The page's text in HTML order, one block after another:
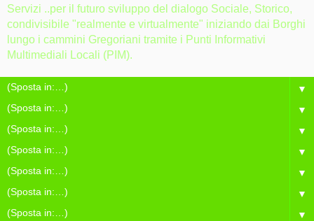
Servizi ..per il futuro sviluppo del dialogo Sociale, Storico,
condivisibile "realmente e virtualmente" iniziando dai Borghi
lungo i cammini Gregoriani tramite i Punti Informativi
Multimediali Locali (PIM).
▼
▼
▼
▼
▼
▼
▼